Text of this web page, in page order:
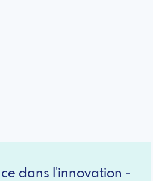
dans l'innovation -